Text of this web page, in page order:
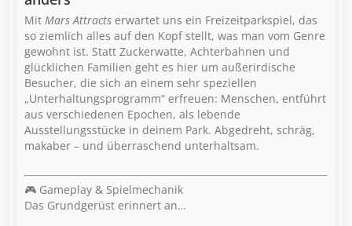
Mit Mars Attracts erwartet uns ein Freizeitparkspiel, das
so ziemlich alles auf den Kopf stellt, was man vom Genre
gewohnt ist. Statt Zuckerwatte, Achterbahnen und
glücklichen Familien geht es hier um außerirdische
Besucher, die sich an einem sehr speziellen
„Unterhaltungsprogramm“ erfreuen: Menschen, entführt
aus verschiedenen Epochen, als lebende
Ausstellungsstücke in deinem Park. Abgedreht, schräg,
makaber – und überraschend unterhaltsam.
🎮 Gameplay & Spielmechanik
Das Grundgerüst erinnert an…